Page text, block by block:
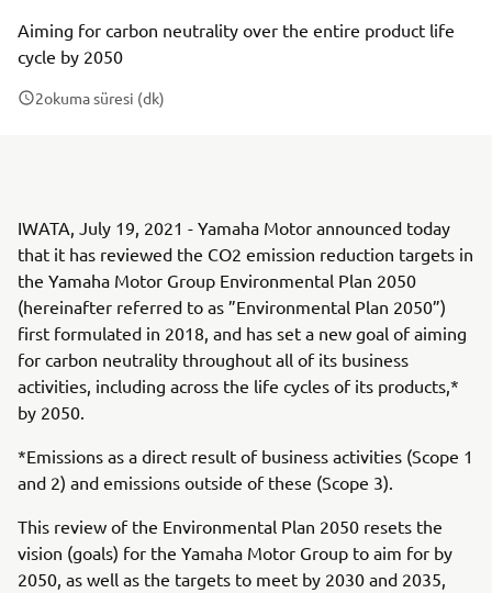
Aiming for carbon neutrality over the entire product life
cycle by 2050
2okuma süresi (dk)
IWATA, July 19, 2021 - Yamaha Motor announced today
that it has reviewed the CO2 emission reduction targets in
the Yamaha Motor Group Environmental Plan 2050
(hereinafter referred to as ”Environmental Plan 2050”)
first formulated in 2018, and has set a new goal of aiming
for carbon neutrality throughout all of its business
activities, including across the life cycles of its products,*
by 2050.
*Emissions as a direct result of business activities (Scope 1
and 2) and emissions outside of these (Scope 3).
This review of the Environmental Plan 2050 resets the
vision (goals) for the Yamaha Motor Group to aim for by
2050, as well as the targets to meet by 2030 and 2035,